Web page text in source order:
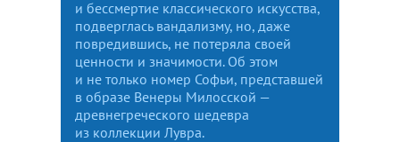
и бессмертие классического искусства,
подверглась вандализму, но, даже
повредившись, не потеряла своей
ценности и значимости. Об этом
и не только номер Софьи, представшей
в образе Венеры Милосской —
древнегреческого шедевра
из коллекции Лувра.